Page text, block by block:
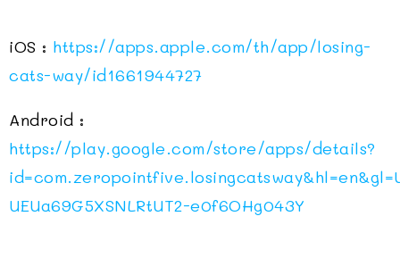
iOS : https://apps.apple.com/th/app/losing-
cats-way/id1661944727
Android :
https://play.google.com/store/apps/details?
UEUa69G5XSNLRtUT2-e0f6OHg043Y